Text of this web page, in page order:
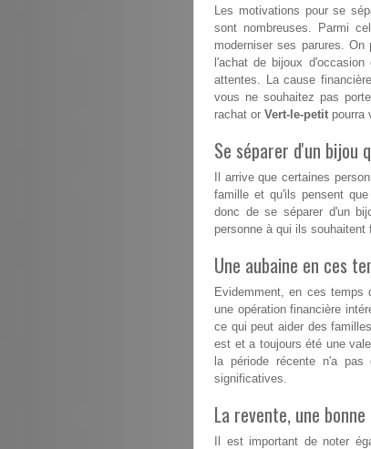
Les motivations pour se
sont nombreuses. Parmi
moderniser ses parures.
l'achat de bijoux
attentes. La cause
vous ne souhaitez pas
rachat or Vert-le-petit pourra
Se séparer d'un bijou
Il arrive que certaines
famille et qu'ils pensent
donc de se séparer d'un
personne à qui ils souhaitent
Une aubaine en ces
Evidemment, en ces temps
une opération financière
ce qui peut aider des
est et a toujours été une
la période récente n'a
significatives.
La revente, une
Il est important de noter